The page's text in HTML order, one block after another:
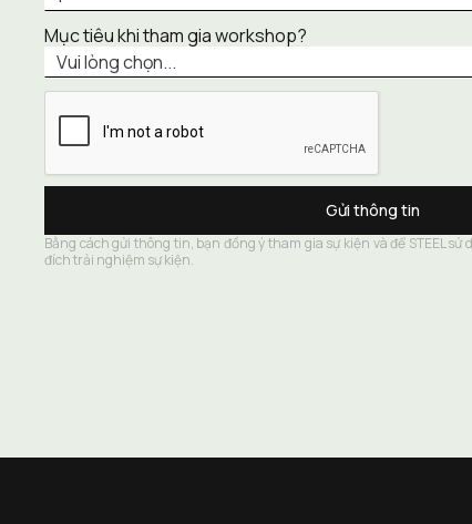
Mục tiêu khi tham gia workshop?
Bằng cách gửi thông tin, bạn đồng ý tham gia sự kiện và để STEEL
đích trải nghiệm sự kiện.